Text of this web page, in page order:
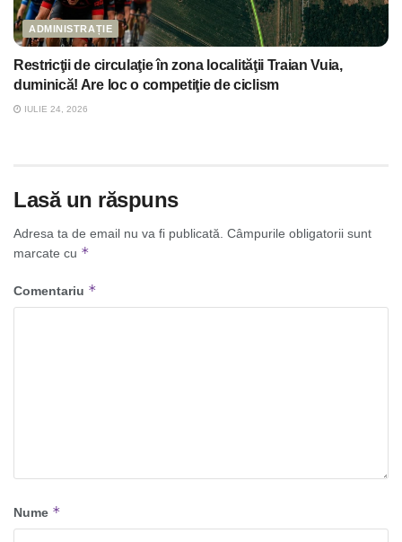
ADMINISTRAȚIE
Restricţii de circulaţie în zona localităţii Traian Vuia,
duminică! Are loc o competiţie de ciclism
IULIE 24, 2026
Lasă un răspuns
Adresa ta de email nu va fi publicată. Câmpurile obligatorii sunt
marcate cu *
Comentariu *
Nume *